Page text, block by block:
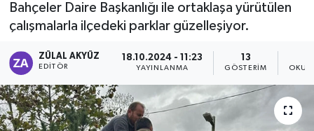
Bahçeler Daire Başkanlığı ile ortaklaşa yürütülen
çalışmalarla ilçedeki parklar güzelleşiyor.
ZÜLAL AKYÜZ
EDITÖR
18.10.2024 - 11:23
YAYINLANMA
13
GÖSTERIM